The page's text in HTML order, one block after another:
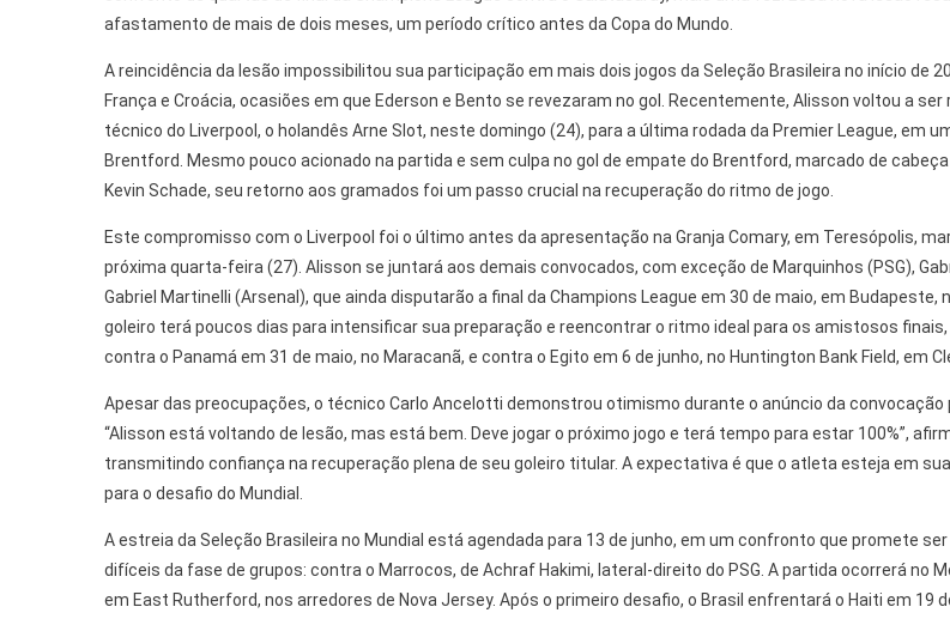
afastamento de mais de dois meses, um período crítico antes da Copa do Mundo.
A reincidência da lesão impossibilitou sua participação em mais dois jogos da Seleção Brasileira no início de
França e Croácia, ocasiões em que Ederson e Bento se revezaram no gol. Recentemente, Alisson voltou a ser
técnico do Liverpool, o holandês Arne Slot, neste domingo (24), para a última rodada da Premier League, em
Brentford. Mesmo pouco acionado na partida e sem culpa no gol de empate do Brentford, marcado de
Kevin Schade, seu retorno aos gramados foi um passo crucial na recuperação do ritmo de jogo.
Este compromisso com o Liverpool foi o último antes da apresentação na Granja Comary, em Teresópolis,
próxima quarta-feira (27). Alisson se juntará aos demais convocados, com exceção de Marquinhos (PSG),
Gabriel Martinelli (Arsenal), que ainda disputarão a final da Champions League em 30 de maio, em Budapeste,
goleiro terá poucos dias para intensificar sua preparação e reencontrar o ritmo ideal para os amistosos
contra o Panamá em 31 de maio, no Maracanã, e contra o Egito em 6 de junho, no Huntington Bank Field, em
Apesar das preocupações, o técnico Carlo Ancelotti demonstrou otimismo durante o anúncio da convocação
“Alisson está voltando de lesão, mas está bem. Deve jogar o próximo jogo e terá tempo para estar 100%”,
transmitindo confiança na recuperação plena de seu goleiro titular. A expectativa é que o atleta esteja em
para o desafio do Mundial.
A estreia da Seleção Brasileira no Mundial está agendada para 13 de junho, em um confronto que promete
difíceis da fase de grupos: contra o Marrocos, de Achraf Hakimi, lateral-direito do PSG. A partida ocorrerá no
em East Rutherford, nos arredores de Nova Jersey. Após o primeiro desafio, o Brasil enfrentará o Haiti em 19